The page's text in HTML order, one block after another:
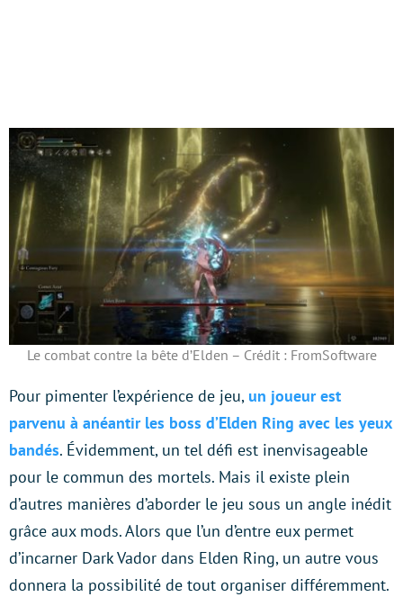
Le combat contre la bête d’Elden – Crédit : FromSoftware
Pour pimenter l’expérience de jeu, un joueur est
parvenu à anéantir les boss d’Elden Ring avec les yeux
bandés. Évidemment, un tel défi est inenvisageable
pour le commun des mortels. Mais il existe plein
d’autres manières d’aborder le jeu sous un angle inédit
grâce aux mods. Alors que l’un d’entre eux permet
d’incarner Dark Vador dans Elden Ring, un autre vous
donnera la possibilité de tout organiser différemment.